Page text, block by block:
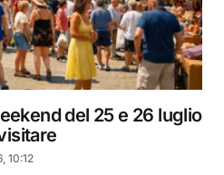
del 25 e 26 luglio
10:12